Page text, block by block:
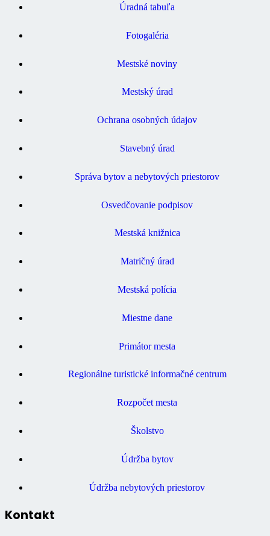
Úradná tabuľa
Fotogaléria
Mestské noviny
Mestský úrad
Ochrana osobných údajov
Stavebný úrad
Správa bytov a nebytových priestorov
Osvedčovanie podpisov
Mestská knižnica
Matričný úrad
Mestská polícia
Miestne dane
Primátor mesta
Regionálne turistické informačné centrum
Rozpočet mesta
Školstvo
Údržba bytov
Údržba nebytových priestorov
Kontakt